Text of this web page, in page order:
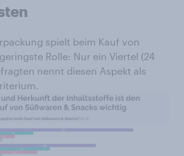
spielt beim Kauf von
Rolle: Nur ein Viertel (24
nennt diesen Aspekt als